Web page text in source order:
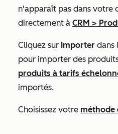
n'apparaît pas dans votre
directement à CRM >
Cliquez sur Importer dans
pour importer des
produits à tarifs
importés.
Choisissez votre